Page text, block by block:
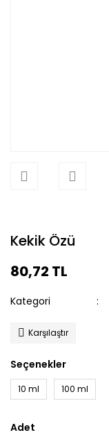
Kekik Özü
80,72 TL
Kategori
Karşılaştır
Seçenekler
10 ml 100 ml
Adet